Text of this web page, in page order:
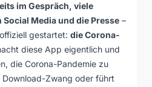
im Gespräch, viele
Media und die Presse –
gestartet: die Corona-
diese App eigentlich und
die Corona-Pandemie zu
Download-Zwang oder führt